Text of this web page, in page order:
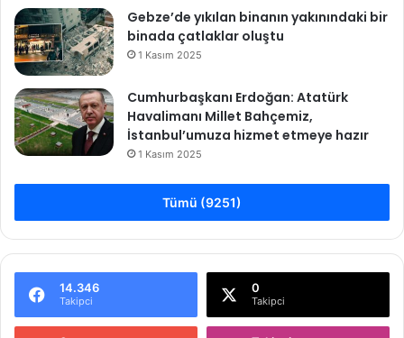
Gebze’de yıkılan binanın yakınındaki bir
binada çatlaklar oluştu
1 Kasım 2025
Cumhurbaşkanı Erdoğan: Atatürk
Havalimanı Millet Bahçemiz,
İstanbul’umuza hizmet etmeye hazır
1 Kasım 2025
Tümü (9251)
14.346
Takipci
0
Takipci